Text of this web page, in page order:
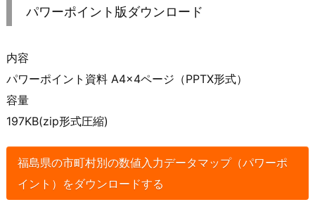
パワーポイント版ダウンロード
内容
パワーポイント資料 A4×4ページ（PPTX形式）
容量
197KB(zip形式圧縮)
福島県の市町村別の数値入力データマップ（パワーポ
イント）をダウンロードする